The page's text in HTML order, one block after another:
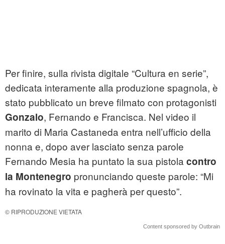
Per finire, sulla rivista digitale “Cultura en serie”,
dedicata interamente alla produzione spagnola, è
stato pubblicato un breve filmato con protagonisti
Gonzalo, Fernando e Francisca. Nel video il
marito di Maria Castaneda entra nell’ufficio della
nonna e, dopo aver lasciato senza parole
Fernando Mesia ha puntato la sua pistola contro
la Montenegro pronunciando queste parole: “Mi
ha rovinato la vita e pagherà per questo”.
© RIPRODUZIONE VIETATA
Content sponsored by Outbrain